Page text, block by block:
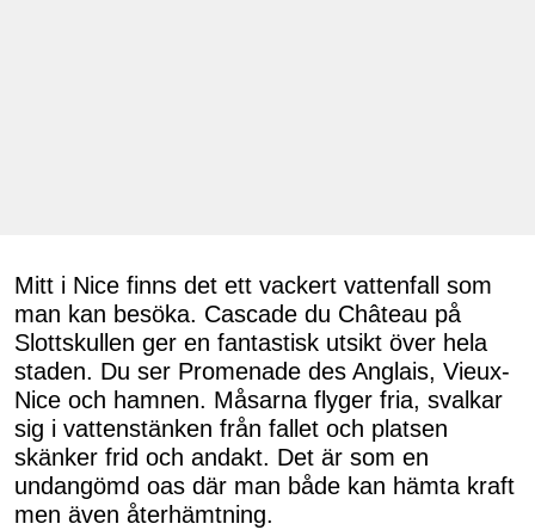
Mitt i Nice finns det ett vackert vattenfall som
man kan besöka. Cascade du Château på
Slottskullen ger en fantastisk utsikt över hela
staden. Du ser Promenade des Anglais, Vieux-
Nice och hamnen. Måsarna flyger fria, svalkar
sig i vattenstänken från fallet och platsen
skänker frid och andakt. Det är som en
undangömd oas där man både kan hämta kraft
men även återhämtning.